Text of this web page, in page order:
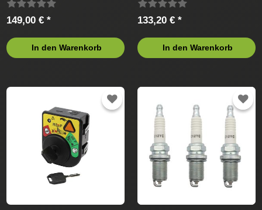
149,00 € *
In den Warenkorb
133,20 € *
In den Warenkorb